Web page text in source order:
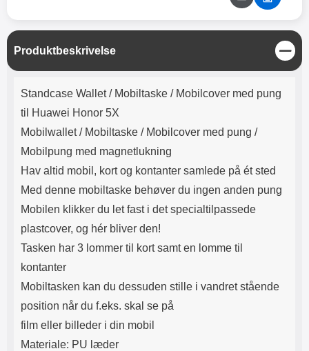
kabel medfølger. Produktet er CE
mærket Input: AC100-240V
50/60Hz 0.8A Max Output: USB:
DC5V/3.0A (15W) 9V/2.0A (18W)
12V/1.5 (18W) Type-C: 5V/3A
12V/1.67A(PD20W) Total Effekt:
meter Farve: Hvid
Produktbeskrivelse
L
u
k
Produktbeskrivelse
Standcase Wallet / Mobiltaske / Mobilcover med pung
til Huawei Honor 5X
Mobilwallet / Mobiltaske / Mobilcover med pung /
Mobilpung med magnetlukning
Hav altid mobil, kort og kontanter samlede på ét sted
Med denne mobiltaske behøver du ingen anden pung
Mobilen klikker du let fast i det specialtilpassede
plastcover, og hér bliver den!
Tasken har 3 lommer til kort samt en lomme til
kontanter
Mobiltasken kan du dessuden stille i vandret stående
position når du f.eks. skal se på
film eller billeder i din mobil
Materiale: PU læder